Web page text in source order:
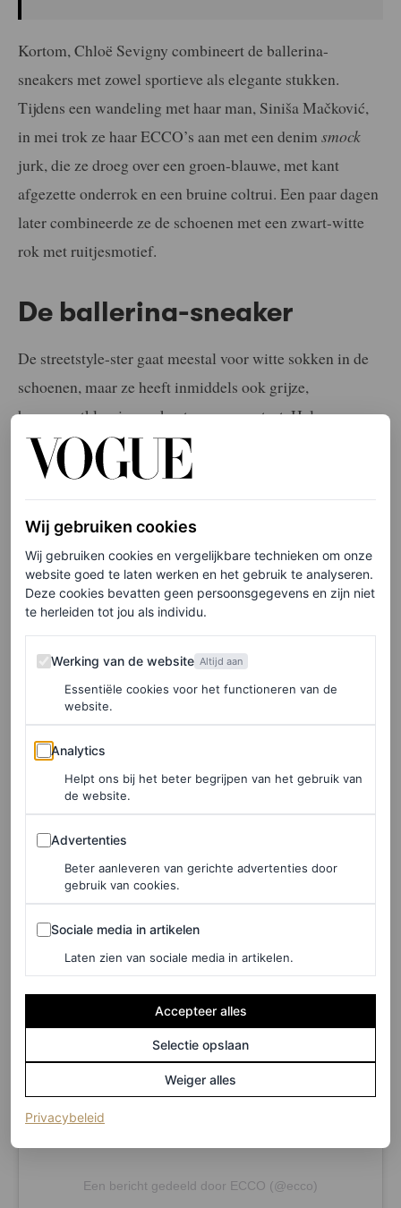
Kortom, Chloë Sevigny combineert de ballerina-
sneakers met zowel sportieve als elegante stukken.
Tijdens een wandeling met haar man, Siniša Mačković,
in mei trok ze haar ECCO’s aan met een denim smock
jurk, die ze droeg over een groen-blauwe, met kant
afgezette onderrok en een bruine coltrui. Een paar dagen
later combineerde ze de schoenen met een zwart-witte
rok met ruitjesmotief.
De ballerina-sneaker
De streetstyle-ster gaat meestal voor witte sokken in de
schoenen, maar ze heeft inmiddels ook grijze,
havermoutkleurige en kanten paren getest. Helaas
hebben we slecht nieuws voor iedereen die Chloë
Sevigny wil evenaren: de schoenen zijn inmiddels overal
uitverkocht. Gelukkig is Ramsay-Levi bezig met de
voorbereidingen voor een nieuwe
komend najaar, en lanceerde ook sneakermerk Salomon
onlangsvergelijkbare ballerina-sneakersin
samenwerking met het New Yorkse label Sandy Liang.
Dit bericht op Instagram bekijken
Een bericht gedeeld door ECCO (@ecco)
Wij gebruiken cookies
Wij gebruiken cookies en vergelijkbare technieken om onze
website goed te laten werken en het gebruik te analyseren.
Deze cookies bevatten geen persoonsgegevens en zijn niet
te herleiden tot jou als individu.
Werking van de website
Werking van de website Altijd aan
Essentiële cookies voor het functioneren van de
website.
Analytics
Analytics
Helpt ons bij het beter begrijpen van het gebruik van
de website.
Advertenties
Advertenties
Beter aanleveren van gerichte advertenties door
gebruik van cookies.
Sociale media in artikelen
Sociale media in artikelen
Laten zien van sociale media in artikelen.
Accepteer alles
Selectie opslaan
Weiger alles
Privacybeleid